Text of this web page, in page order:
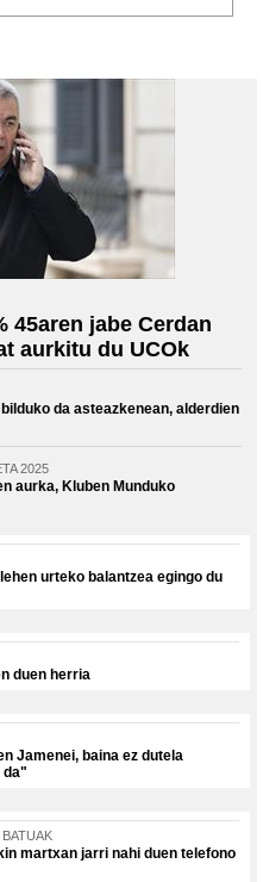
45aren jabe Cerdan
aurkitu du UCOk
da asteazkenean, alderdien
2025
aurka, Kluben Munduko
urteko balantzea egingo du
duen herria
Jamenei, baina ez dutela
da"
martxan jarri nahi duen telefono